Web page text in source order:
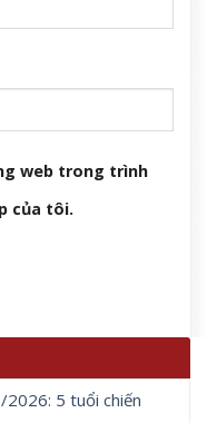
web trong trình
của tôi.
5 tuổi chiến